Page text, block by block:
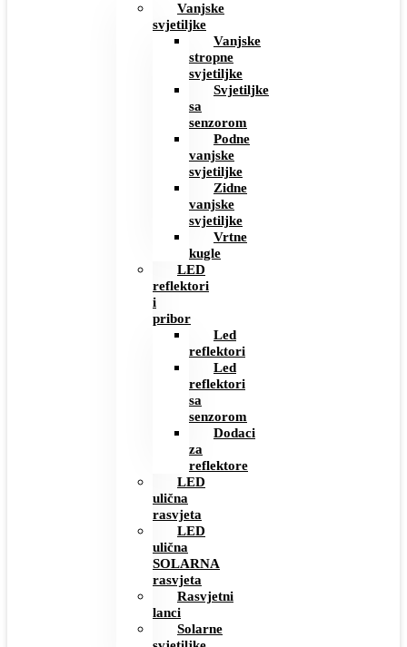
Vanjske
svjetiljke
Vanjske
stropne
svjetiljke
Svjetiljke
sa
senzorom
Podne
vanjske
svjetiljke
Zidne
vanjske
svjetiljke
Vrtne
kugle
LED
reflektori
i
pribor
Led
reflektori
Led
reflektori
sa
senzorom
Dodaci
za
reflektore
LED
ulična
rasvjeta
LED
ulična
SOLARNA
rasvjeta
Rasvjetni
lanci
Solarne